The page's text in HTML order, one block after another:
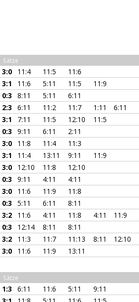
Sätze
3:0 11:4 11:5 11:6
3:1 11:6 5:11 11:5
11:9
0:3 8:11 5:11 6:11
2:3 6:11 11:2 11:7 1:11
6:11
3:1 7:11 11:5 12:10 11:5
0:3 9:11 6:11
2:11
3:0 11:8 11:4 11:3
3:1 11:4 13:11 9:11
11:9
3:0 12:10 11:8 12:10
0:3 9:11 4:11
4:11
3:0 11:6 11:9 11:8
0:3 5:11 6:11
8:11
3:2 11:6 4:11 11:8 4:11 11:9
0:3 12:14 8:11
8:11
3:2 11:3 11:7 11:13 8:11 12:10
3:0 11:6 11:9
13:11
Sätze
1:3 6:11 11:6 5:11 9:11